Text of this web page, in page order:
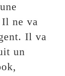
ne va
Il va
un